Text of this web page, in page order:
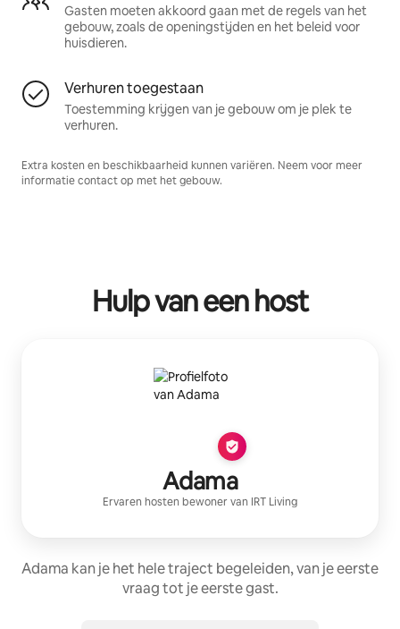
Gasten moeten akkoord gaan met de regels van het
gebouw, zoals de openingstijden en het beleid voor
huisdieren.
Verhuren toegestaan
Toestemming krijgen van je gebouw om je plek te
verhuren.
Extra kosten en beschikbaarheid kunnen variëren. Neem voor meer
informatie contact op met het gebouw.
Hulp van een host
Adama
Ervaren hosten bewoner van IRT Living
Adama kan je het hele traject begeleiden, van je eerste
vraag tot je eerste gast.